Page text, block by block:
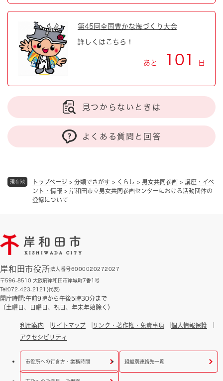
現在地 トップページ > 分類でさがす > くらし > 男女共同参画 > 講座・イベ
ント・情報 > 岸和田市立男女共同参画センターにおける活動団体の
登録について
第45回全国豊かな海づくり大会
詳しくはこちら！
あと 101 日
見つからないときは
よくある質問と回答
岸和田市役所法人番号6000020272027
〒596-8510 大阪府岸和田市岸城町7番1号
Tel:072-423-2121(代表)
開庁時間:午前9時から午後5時30分まで
（土曜日、日曜日、祝日、年末年始除く）
利用案内 サイトマップ リンク・著作権・免責事項
個人情報保護
アクセシビリティ
市役所への行き方・業務時間 組織別連絡先一覧